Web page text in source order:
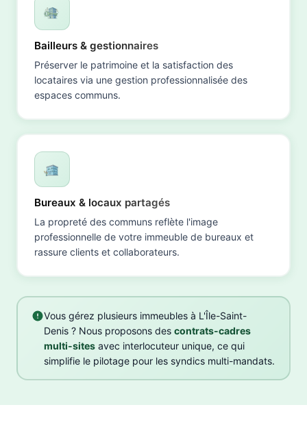
Bailleurs & gestionnaires
Préserver le patrimoine et la satisfaction des
locataires via une gestion professionnalisée des
espaces communs.
Bureaux & locaux partagés
La propreté des communs reflète l'image
professionnelle de votre immeuble de bureaux et
rassure clients et collaborateurs.
Vous gérez plusieurs immeubles à L'Île-Saint-
Denis ? Nous proposons des contrats-cadres
multi-sitesavec interlocuteur unique, ce qui
simplifie le pilotage pour les syndics multi-mandats.